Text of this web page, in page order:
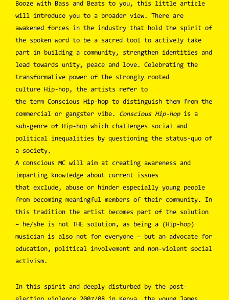
Booze with Bass and Beats to you, this little article
will introduce you to a broader view. There are
awakened forces in the industry that hold the spirit of
the spoken word to be a sacred tool to actively take
part in building a community, strengthen identities and
lead towards unity, peace and love. Celebrating the
transformative power of the strongly rooted
culture Hip-hop, the artists refer to
the term Conscious Hip-hop to distinguish them from the
commercial or gangster vibe. Conscious Hip-hopis a
sub-genre of Hip-hop which challenges social and
political inequalities by questioning the status-quo of
a society.
A conscious MC will aim at creating awareness and
imparting knowledge about current issues
that exclude, abuse or hinder especially young people
from becoming meaningful members of their community. In
this tradition the artist becomes part of the solution
– he/she is not THE solution, as being a (Hip-hop)
musician is also not for everyone – but an advocate for
education, political involvement and non-violent social
activism.
In this spirit and deeply disturbed by the post-